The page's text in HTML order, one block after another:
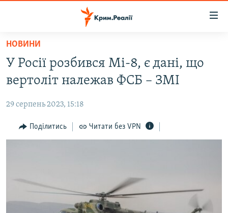
Перейти
основного
матеріалу
Перейти
до
навігації
Перейти
ВОДА.КРИМ
ВІДЕО ТА ФОТО
ПОЛІТИКА
БЛОГИ
ВСЕ ЗА ДЕНЬ
СПЕЦПРОЕКТИ
НОВИНИ
У Росії розбився Мі-8, є дані, що
вертоліт належав ФСБ – ЗМІ
29 серпень 2023, 15:18
Поділитись Читати без VPN